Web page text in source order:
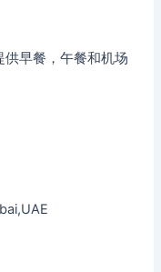
早餐，午餐和机场